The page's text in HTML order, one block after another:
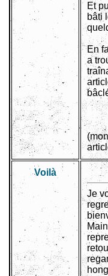
Et
bâti
En
a
Voilà
Je